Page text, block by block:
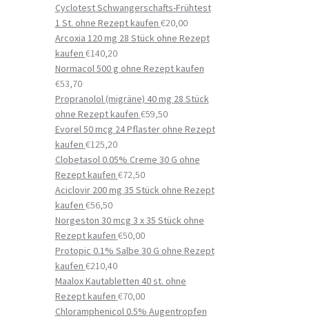
Cyclotest Schwangerschafts-Frühtest
1 St. ohne Rezept kaufen €20,00
Arcoxia 120 mg 28 Stück ohne Rezept
kaufen €140,20
Normacol 500 g ohne Rezept kaufen
€53,70
Propranolol (migräne) 40 mg 28 Stück
ohne Rezept kaufen €59,50
Evorel 50 mcg 24 Pflaster ohne Rezept
kaufen €125,20
Clobetasol 0.05% Creme 30 G ohne
Rezept kaufen €72,50
Aciclovir 200 mg 35 Stück ohne Rezept
kaufen €56,50
Norgeston 30 mcg 3 x 35 Stück ohne
Rezept kaufen €50,00
Protopic 0.1% Salbe 30 G ohne Rezept
kaufen €210,40
Maalox Kautabletten 40 st. ohne
Rezept kaufen €70,00
Chloramphenicol 0.5% Augentropfen